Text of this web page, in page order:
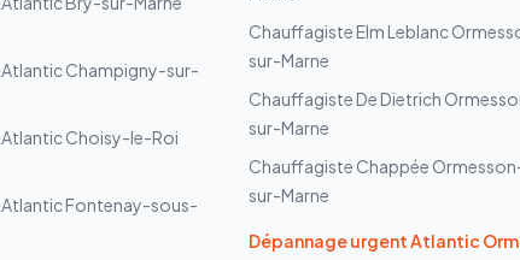
AtlanticChampigny-sur-
AtlanticChoisy-le-Roi
AtlanticFontenay-sous-
Chauffagiste Elm Leblanc
sur-Marne
Chauffagiste De Dietrich
sur-Marne
Chauffagiste Chappée
sur-Marne
Dépannage urgentAtlantic